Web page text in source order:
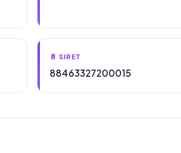
📄 SIRET
88463327200015